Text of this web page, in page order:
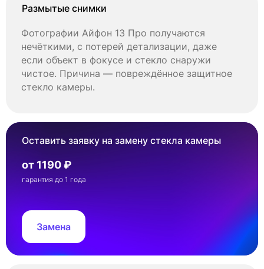
Размытые снимки
Фотографии Айфон 13 Про получаются
нечёткими, с потерей детализации, даже
если объект в фокусе и стекло снаружи
чистое. Причина — повреждённое защитное
стекло камеры.
Оставить заявку на замену стекла камеры
от 1190 ₽
гарантия до 1 года
Замена